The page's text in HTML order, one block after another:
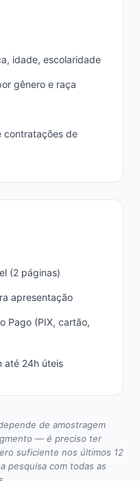
idade, escolaridade
gênero e raça
contratações de
(2 páginas)
apresentação
Pago (PIX, cartão,
até 24h úteis
de amostragem
— é preciso ter
suficiente nos últimos 12
pesquisa com todas as